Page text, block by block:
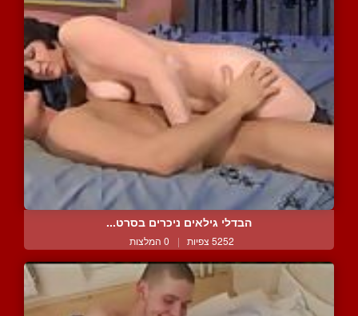
הבדלי גילאים ניכרים בסרט...
5252 צפיות | 0 המלצות